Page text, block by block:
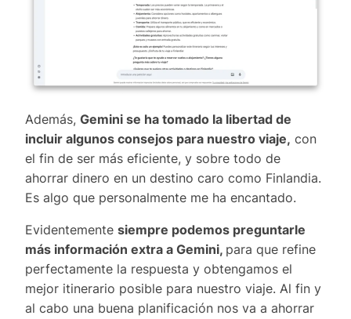
Además, Gemini se ha tomado la libertad de
incluir algunos consejos para nuestro viaje, con
el fin de ser más eficiente, y sobre todo de
ahorrar dinero en un destino caro como Finlandia.
Es algo que personalmente me ha encantado.
Evidentemente siempre podemos preguntarle
más información extra a Gemini, para que refine
perfectamente la respuesta y obtengamos el
mejor itinerario posible para nuestro viaje. Al fin y
al cabo una buena planificación nos va a ahorrar